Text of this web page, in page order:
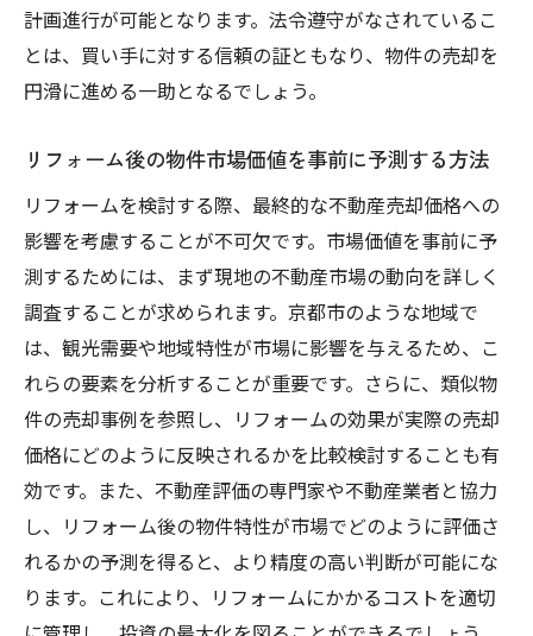
計画進行が可能となります。法令遵守がなされているこ
とは、買い手に対する信頼の証ともなり、物件の売却を
円滑に進める一助となるでしょう。
リフォーム後の物件市場価値を事前に予測する方法
リフォームを検討する際、最終的な不動産売却価格への
影響を考慮することが不可欠です。市場価値を事前に予
測するためには、まず現地の不動産市場の動向を詳しく
調査することが求められます。京都市のような地域で
は、観光需要や地域特性が市場に影響を与えるため、こ
れらの要素を分析することが重要です。さらに、類似物
件の売却事例を参照し、リフォームの効果が実際の売却
価格にどのように反映されるかを比較検討することも有
効です。また、不動産評価の専門家や不動産業者と協力
し、リフォーム後の物件特性が市場でどのように評価さ
れるかの予測を得ると、より精度の高い判断が可能にな
ります。これにより、リフォームにかかるコストを適切